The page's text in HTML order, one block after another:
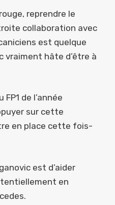
reprendre le
collaboration avec
est quelque
vraiment hâte d’être à
de l’année
sur cette
en place cette fois-
est d’aider
en